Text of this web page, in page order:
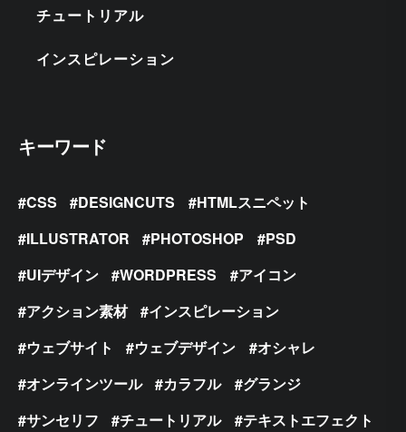
チュートリアル
インスピレーション
キーワード
CSS DESIGNCUTS
HTMLスニペット
ILLUSTRATOR
PHOTOSHOP
PSD
UIデザイン
WORDPRESS
アイコン
アクション素材
インスピレーション
ウェブサイト
ウェブデザイン
オシャレ
オンラインツール
カラフル
グランジ
サンセリフ
チュートリアル
テキストエフェクト